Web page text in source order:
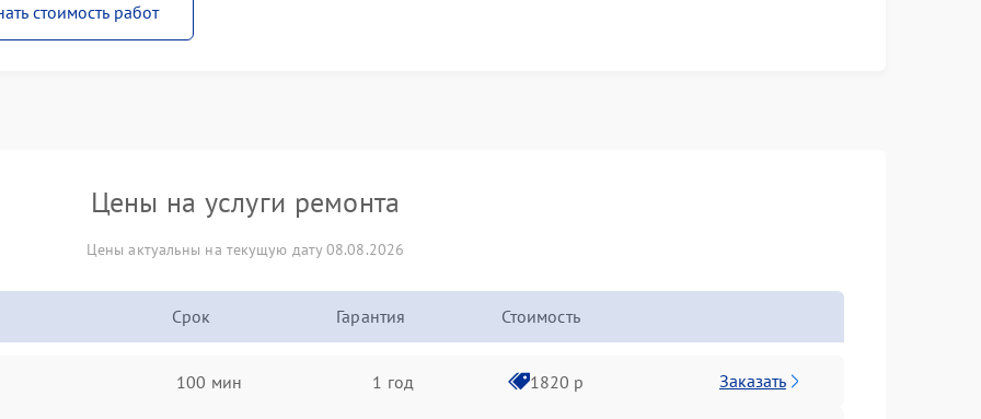
стоимость работ
Цены на услуги ремонта
Цены актуальны на текущую дату 08.08.2026
Срок Гарантия Стоимость
100 мин 1 год 1820 р Заказать